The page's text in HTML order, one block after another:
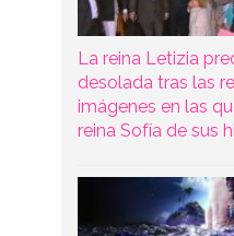
La reina Letizia
desolada tras las
imágenes en las
reina Sofía de sus